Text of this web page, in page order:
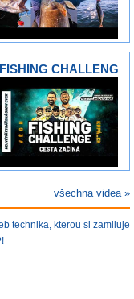
woblery
FISHING CHALLENGE
všechna videa »
technika, kterou si